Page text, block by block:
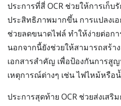
ประการที่สี่ OCR ช่วยให้การเก็บ
ประสิทธิภาพมากขึ้น การแปลงเ
ช่วยลดขนาดไฟล์ ทำให้ง่ายต่อก
นอกจากนี้ยังช่วยให้สามารถสร้า
เอกสารสำคัญ เพื่อป้องกันการสู
เหตุการณ์ต่างๆ เช่น ไฟไหม้หรือ
ประการสุดท้าย OCR ช่วยส่งเส